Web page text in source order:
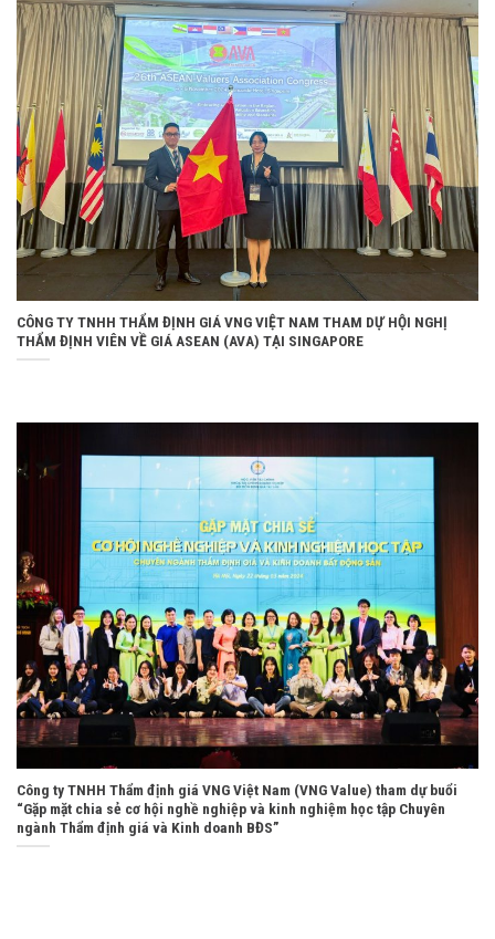
CÔNG TY TNHH THẨM ĐỊNH GIÁ VNG VIỆT NAM THAM DỰ HỘI NGHỊ
THẨM ĐỊNH VIÊN VỀ GIÁ ASEAN (AVA) TẠI SINGAPORE
Công ty TNHH Thẩm định giá VNG Việt Nam (VNG Value) tham dự buổi
“Gặp mặt chia sẻ cơ hội nghề nghiệp và kinh nghiệm học tập Chuyên
ngành Thẩm định giá và Kinh doanh BĐS”